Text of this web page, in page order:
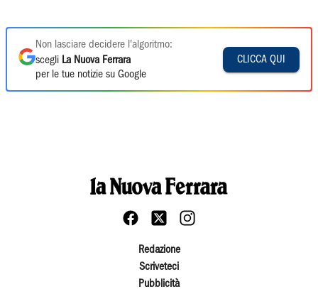
Non lasciare decidere l'algoritmo:
scegli La Nuova Ferrara
per le tue notizie su Google
CLICCA QUI
Redazione
Scriveteci
Pubblicità